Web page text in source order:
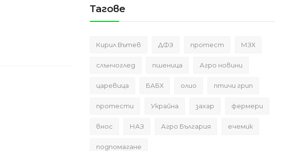
Тагове
Кирил Вътев ДФЗ протест МЗХ
слънчоглед пшеница Агро новини
царевица БАБХ олио птичи грип
протести Украйна захар фермери
внос НАЗ Агро България ечемик
подпомагане